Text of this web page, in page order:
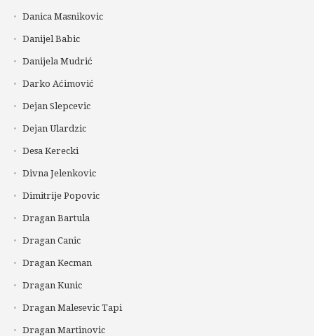
Danica Masnikovic
Danijel Babic
Danijela Mudrić
Darko Aćimović
Dejan Slepcevic
Dejan Ulardzic
Desa Kerecki
Divna Jelenkovic
Dimitrije Popovic
Dragan Bartula
Dragan Canic
Dragan Kecman
Dragan Kunic
Dragan Malesevic Tapi
Dragan Martinovic